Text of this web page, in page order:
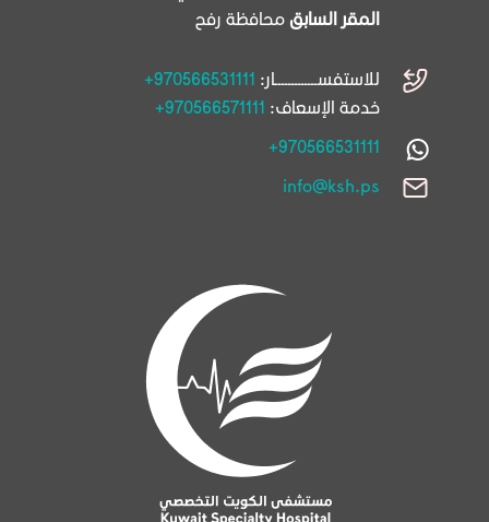
المقر السابق محافظة رفح
للاستفســـــــــــــار: +970566531111
خدمة الإسعاف: +970566571111
+970566531111
info@ksh.ps